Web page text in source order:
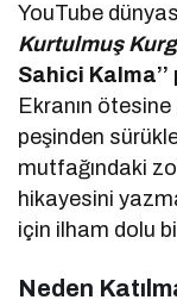
YouTube
Kurtulmuş
Sahici
Ekranın
peşinden
mutfağındaki
hikayesini
için ilham dolu
Neden